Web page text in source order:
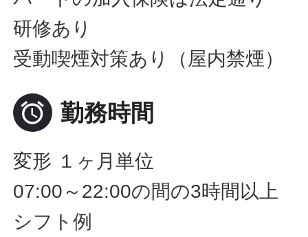
研修あり
受動喫煙対策あり（屋内禁煙）
 勤務時間
変形 １ヶ月単位
07:00～22:00の間の3時間以上
シフト例